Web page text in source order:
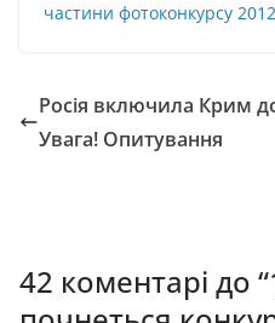
частини фотоконкурсу
Росія включила Крим
Увага! Опитування
42 коментарі до “